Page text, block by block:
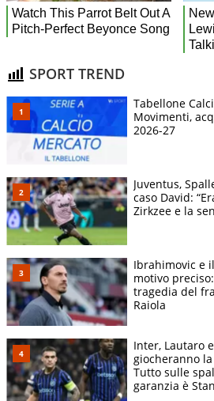
SPORT TREND
Tabellone
Movimenti,
2026-27
Juventus,
caso David:
Zirkzee e la
Ibrahimovic e
motivo
tragedia del
Raiola
Inter, Lautaro
giocheranno
Tutto sulle
garanzia è